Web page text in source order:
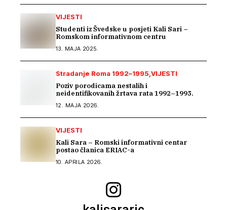
VIJESTI
Studenti iz Švedske u posjeti Kali Sari –
Romskom informativnom centru
13. MAJA 2025.
Stradanje Roma 1992–1995 VIJESTI
Poziv porodicama nestalih i
neidentifikovanih žrtava rata 1992–1995.
12. MAJA 2026.
VIJESTI
Kali Sara – Romski informativni centar
postao članica ERIAC-a
10. APRILA 2026.